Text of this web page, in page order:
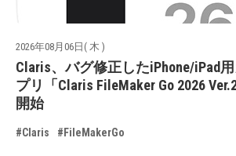
2026年08月06日( 木 )
Claris、バグ修正したiPhone/iPad
プリ「Claris FileMaker Go 2026
開始
#Claris #FileMakerGo